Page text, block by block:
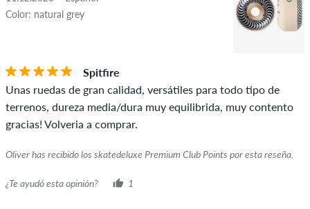
Color: natural grey
Spitfire
Unas ruedas de gran calidad, versátiles para todo tipo de
terrenos, dureza media/dura muy equilibrida, muy contento
gracias! Volveria a comprar.
Oliver has recibido los skatedeluxe Premium Club Points por esta reseña.
¿Te ayudó esta opinión? 1